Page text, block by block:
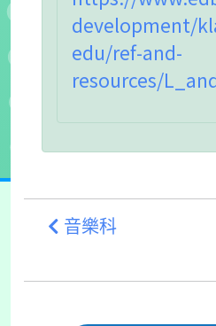
development/
edu/ref-and-
resources/
音樂科